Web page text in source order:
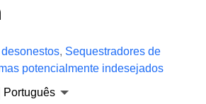
, Sequestradores de
potencialmente indesejados
Português